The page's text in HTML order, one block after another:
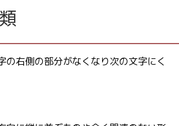
の右側の部分がなくなり次の文字にく